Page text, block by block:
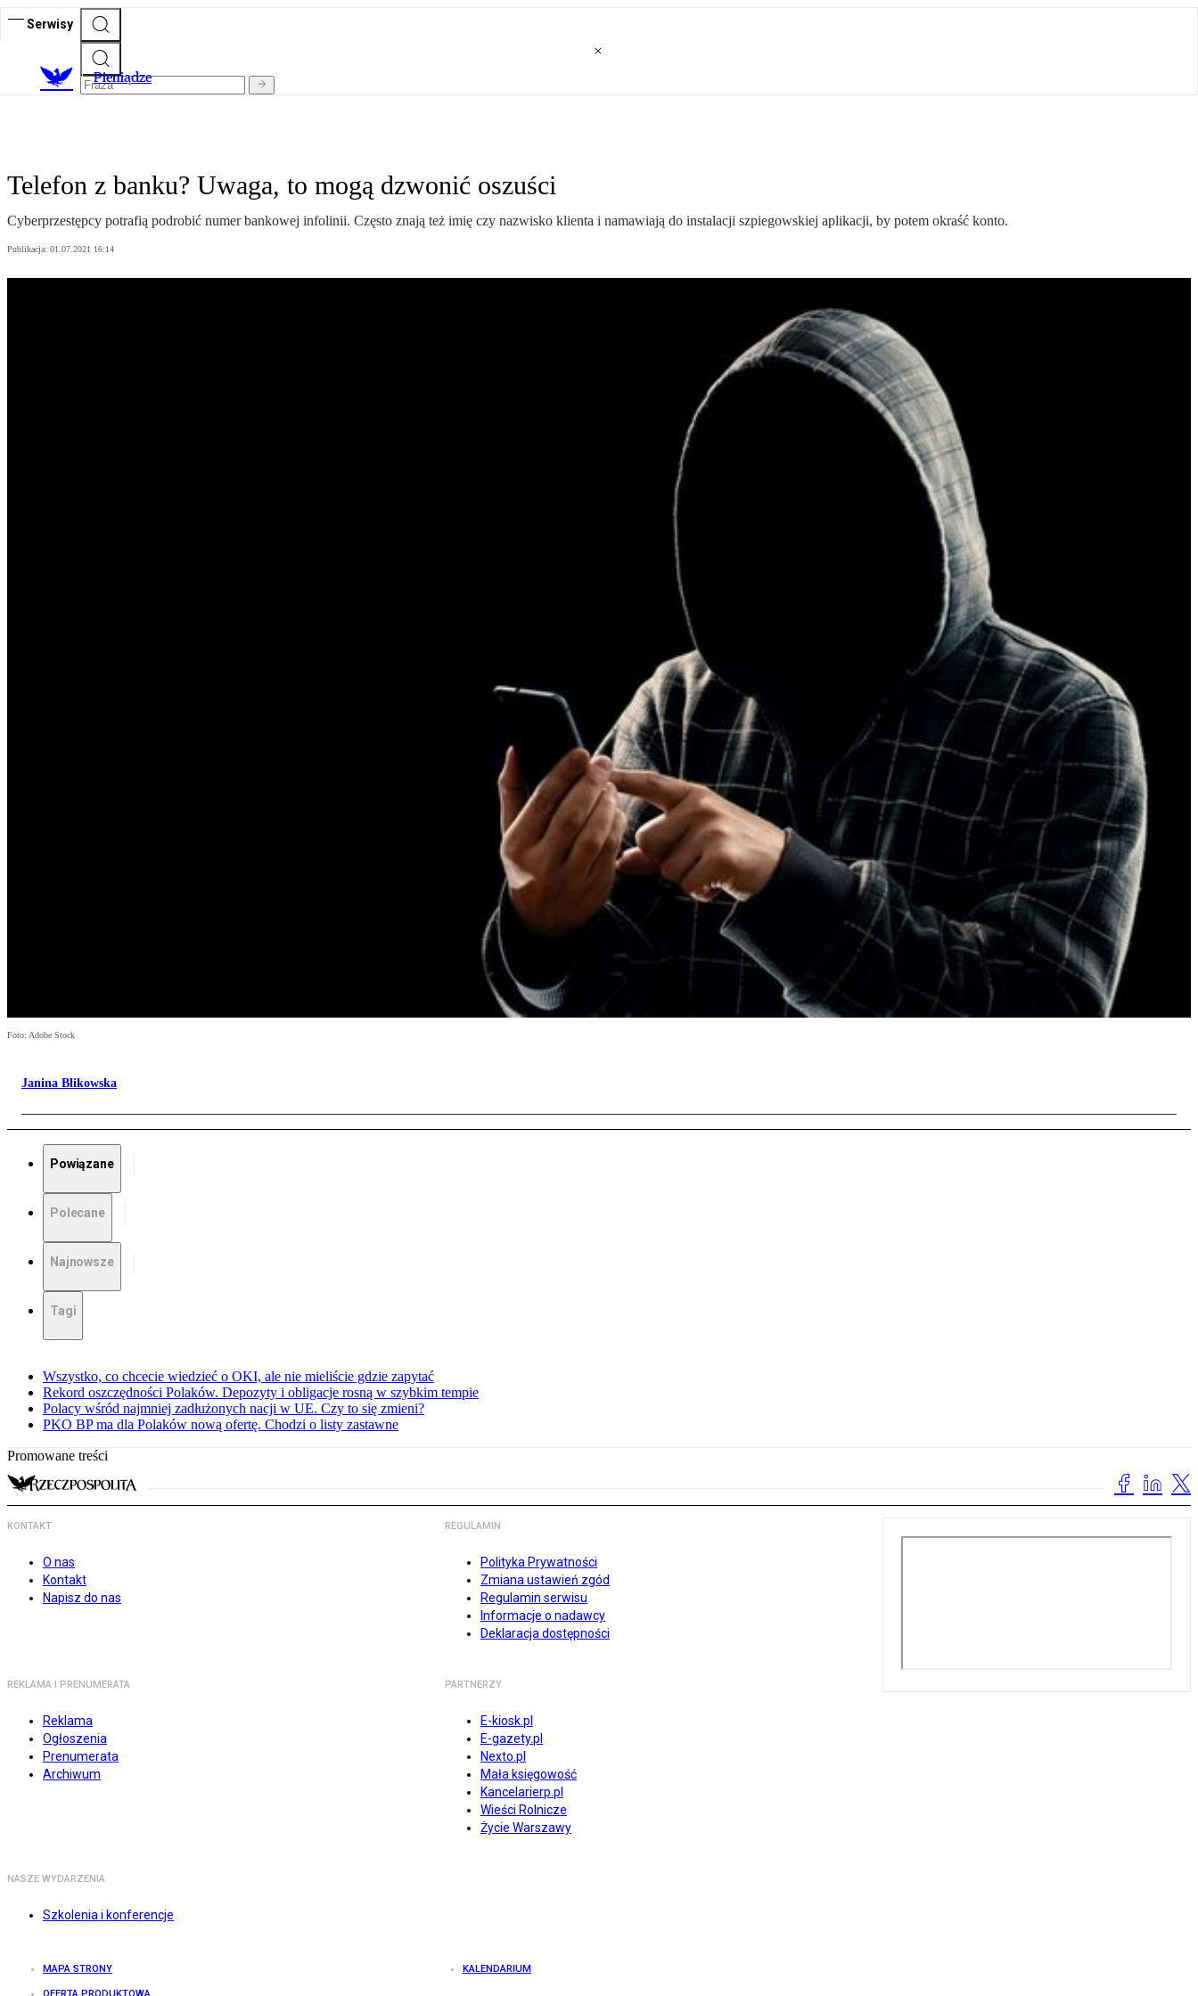
Serwisy
Pieniądze
Telefon z banku? Uwaga, to mogą dzwonić oszuści
Cyberprzestępcy potrafią podrobić numer bankowej infolinii. Często znają też imię czy nazwisko klienta i namawiają do instalacji szpiegowskiej aplikacji, by potem okraść konto.
Publikacja: 01.07.2021 16:14
Foto: Adobe Stock
Janina Blikowska
Powiązane
Polecane
Najnowsze
Tagi
Wszystko, co chcecie wiedzieć o OKI, ale nie mieliście gdzie zapytać
Rekord oszczędności Polaków. Depozyty i obligacje rosną w szybkim tempie
Polacy wśród najmniej zadłużonych nacji w UE. Czy to się zmieni?
PKO BP ma dla Polaków nową ofertę. Chodzi o listy zastawne
Promowane treści
KONTAKT
O nas
Kontakt
Napisz do nas
REGULAMIN
Polityka Prywatności
Zmiana ustawień zgód
Regulamin serwisu
Informacje o nadawcy
Deklaracja dostępności
REKLAMA I PRENUMERATA
Reklama
Ogłoszenia
Prenumerata
Archiwum
PARTNERZY
E-kiosk.pl
E-gazety.pl
Nexto.pl
Mała księgowość
Kancelarierp.pl
Wieści Rolnicze
Życie Warszawy
NASZE WYDARZENIA
Szkolenia i konferencje
MAPA STRONY KALENDARIUM